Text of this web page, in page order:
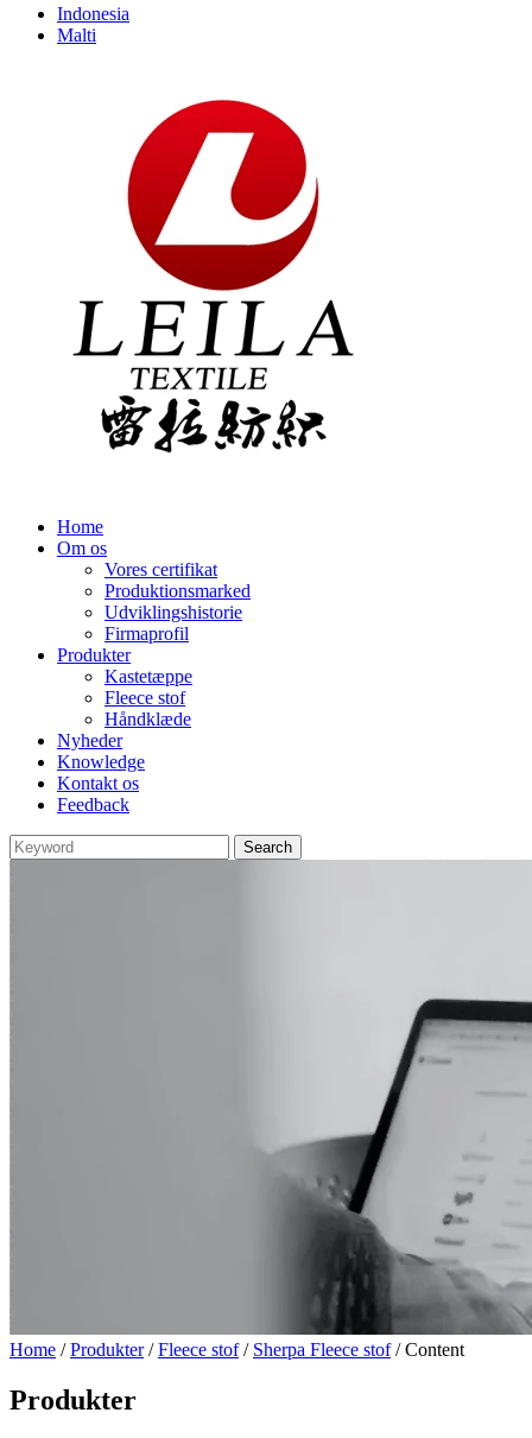
Indonesia
Malti
Home
Om os
Vores certifikat
Produktionsmarked
Udviklingshistorie
Firmaprofil
Produkter
Kastetæppe
Fleece stof
Håndklæde
Nyheder
Knowledge
Kontakt os
Feedback
Home /Produkter/Fleece stof/ Sherpa Fleece stof/ Content
Produkter